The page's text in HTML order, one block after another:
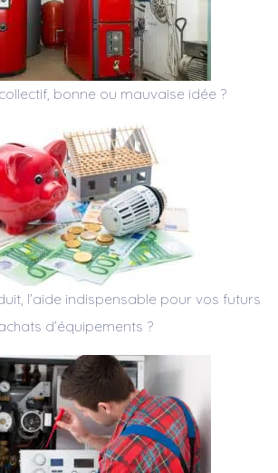
bonne ou mauvaise idée ?
l’aide indispensable pour vos futurs
d’équipements ?